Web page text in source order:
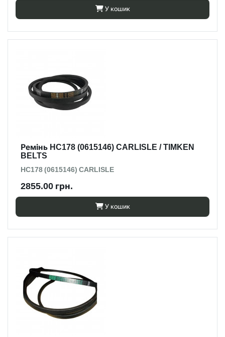
У кошик
Ремінь HC178 (0615146) CARLISLE / TIMKEN
BELTS
HC178 (0615146) CARLISLE
2855.00 грн.
У кошик